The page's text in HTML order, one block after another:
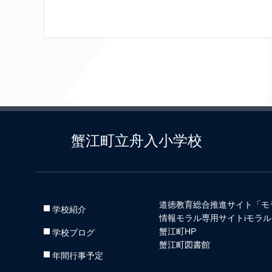
蟹江町立舟入小学校
学校紹介
学校ブログ
年間行事予定
道徳教育総合推進サイト「モ
情報モラル専用サイトiモラル
蟹江町HP
蟹江町図書館